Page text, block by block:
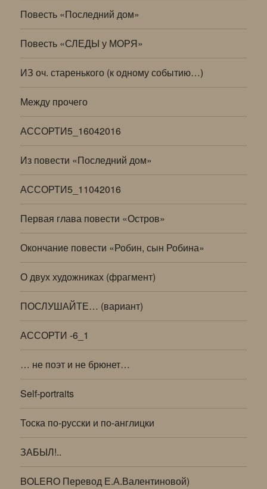
Повесть «Последний дом»
Повесть «СЛЕДЫ у МОРЯ»
ИЗ оч. старенького (к одному событию…)
Между прочего
АССОРТИ5_16042016
Из повести «Последний дом»
АССОРТИ5_11042016
Первая глава повести «Остров»
Окончание повести «Робин, сын Робина»
О двух художниках (фрагмент)
ПОСЛУШАЙТЕ… (вариант)
АССОРТИ -6_1
… не поэт и не брюнет…
Self-portraits
Тоска по-русски и по-англицки
ЗАБЫЛ!..
BOLERO Перевод Е.А.Валентиновой)